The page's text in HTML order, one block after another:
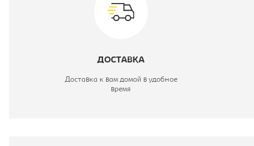
ДОСТАВКА
Доставка к вам домой в удобное
время